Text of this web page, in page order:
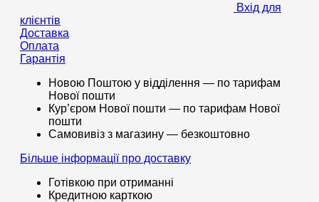
Вхід для
клієнтів
Доставка
Оплата
Гарантія
Новою Поштою у відділення — по тарифам
Нової пошти
Кур’єром Нової пошти — по тарифам Нової
пошти
Самовивіз з магазину — безкоштовно
Більше інформації про доставку
Готівкою при отриманні
Кредитною карткою